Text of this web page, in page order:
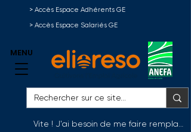
> Accès Espace Adhérents GE
> Accès Espace Salariés GE
MENU